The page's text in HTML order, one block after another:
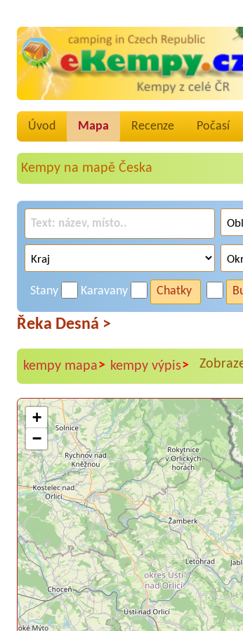
Úvod Mapa Recenze Počasí
Kempy na mapě Česka
Stany Karavany Chatky
Řeka Desná >
kempy mapa> kempy výpis>
+
−